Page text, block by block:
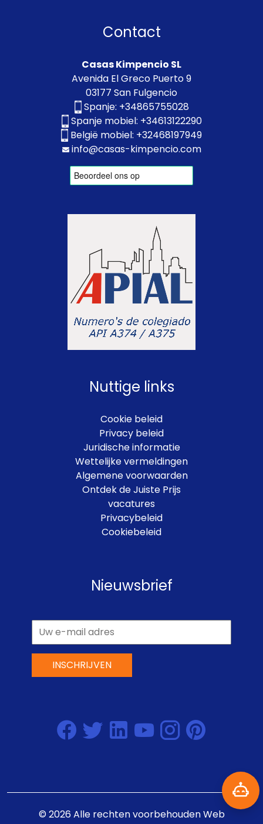
Contact
Casas Kimpencio SL
Avenida El Greco Puerto 9
03177 San Fulgencio
Spanje: +34865755028
Spanje mobiel: +34613122290
België mobiel: +32468197949
info@casas-kimpencio.com
Nuttige links
Cookie beleid
Privacy beleid
Juridische informatie
Wettelijke vermeldingen
Algemene voorwaarden
Ontdek de Juiste Prijs
vacatures
Privacybeleid
Cookiebeleid
Nieuwsbrief
INSCHRIJVEN
© 2026Alle rechten voorbehoudenWeb